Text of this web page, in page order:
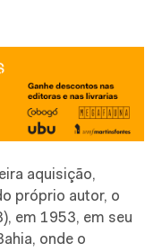
aquisição,
próprio autor, o
em 1953, em seu
onde o